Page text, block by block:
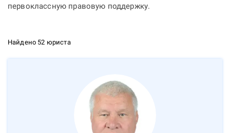
первоклассную правовую поддержку.
Найдено 52 юриста